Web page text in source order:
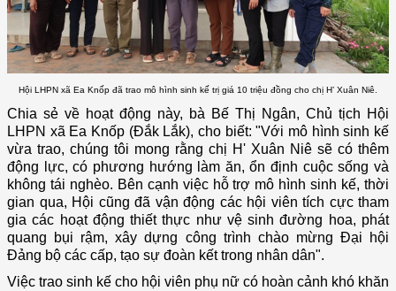
Hội LHPN xã Ea Knốp đã trao mô hình sinh kế trị giá 10 triệu đồng cho chị H’ Xuân Niê.
Chia sẻ về hoạt động này, bà Bế Thị Ngân, Chủ tịch Hội
LHPN xã Ea Knốp (Đắk Lắk), cho biết: "Với mô hình sinh kế
vừa trao, chúng tôi mong rằng chị H' Xuân Niê sẽ có thêm
động lực, có phương hướng làm ăn, ổn định cuộc sống và
không tái nghèo. Bên cạnh việc hỗ trợ mô hình sinh kế, thời
gian qua, Hội cũng đã vận động các hội viên tích cực tham
gia các hoạt động thiết thực như vệ sinh đường hoa, phát
quang bụi rậm, xây dựng công trình chào mừng Đại hội
Đảng bộ các cấp, tạo sự đoàn kết trong nhân dân".
Việc trao sinh kế cho hội viên phụ nữ có hoàn cảnh khó khăn